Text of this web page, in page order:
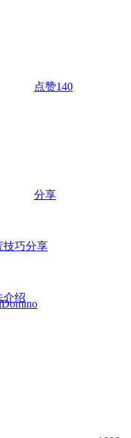
点赞140
分享
技巧分享
介绍